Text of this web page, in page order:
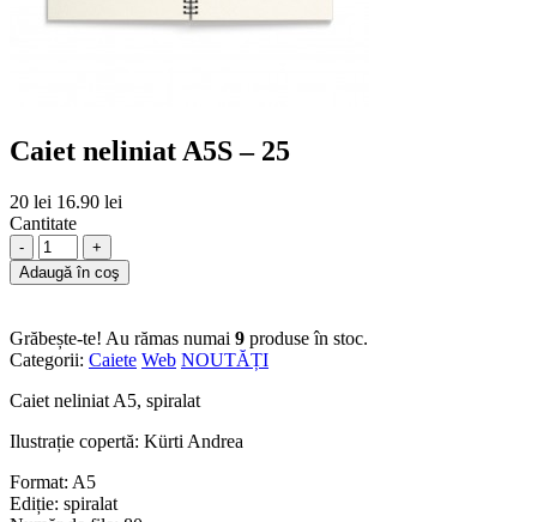
Caiet neliniat A5S – 25
20 lei 16.90 lei
Cantitate
-
+
Adaugă în coş
Grăbește-te! Au rămas numai 9 produse în stoc.
Categorii: Caiete Web NOUTĂȚI
Caiet neliniat A5, spiralat
Ilustrație copertă: Kürti Andrea
Format: A5
Ediție: spiralat